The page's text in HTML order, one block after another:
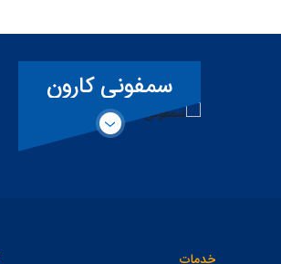
سمفونی کارون